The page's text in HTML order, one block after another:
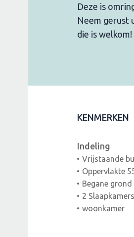
Deze is
Neem gerust
die is welkom!
KENMERKEN
Indeling
Vrijstaande
Oppervlakte
Begane grond
2 Slaapkamers
woonkamer